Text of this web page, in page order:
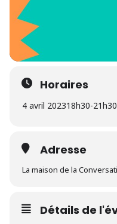
Horaires
4 avril 202318h30-21h30
Adresse
La maison de la
Détails de